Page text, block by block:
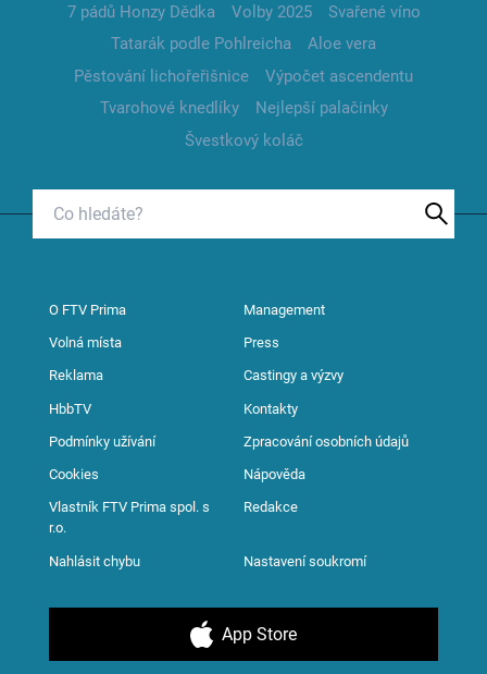
7 pádů Honzy Dědka
Volby 2025
Svařené víno
Tatarák podle Pohlreicha
Aloe vera
Pěstování lichořeřišnice
Výpočet ascendentu
Tvarohové knedlíky
Nejlepší palačinky
Švestkový koláč
O FTV Prima Management
Volná místa Press
Reklama Castingy a výzvy
HbbTV Kontakty
Podmínky užívání Zpracování osobních údajů
Cookies Nápověda
Vlastník FTV Prima spol. s
r.o.
Redakce
Nahlásit chybu Nastavení soukromí
App Store